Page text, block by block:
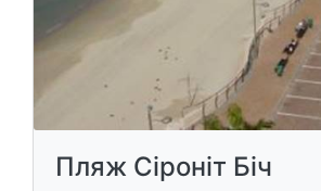
Пляж Сіроніт Біч